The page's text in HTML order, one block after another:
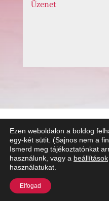
Adatkezelési
Ezen weboldalon a boldog
egy-két sütit. (Sajnos nem a
Ismerd meg tájékoztatónkat
használunk, vagy a beállítások
használatukat.
Elfogad